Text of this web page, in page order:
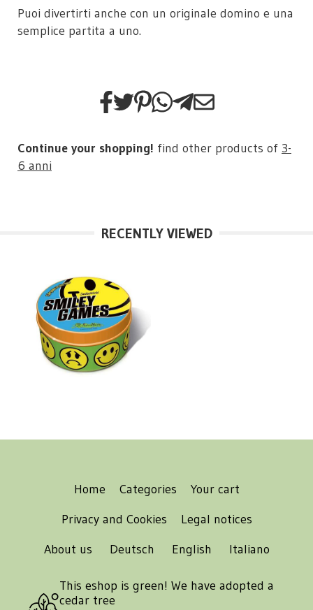
Puoi divertirti anche con un originale domino e una
semplice partita a uno.
Continue your shopping! find other products of 3-
6 anni
RECENTLY VIEWED
Home Categories
Your cart
Privacy and Cookies
Legal notices
About us
Deutsch English Italiano
This eshop is green! We have adopted a
cedar tree